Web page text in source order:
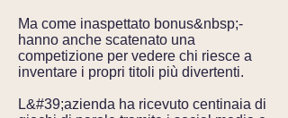
Ma come inaspettato bonus&nbsp;-
hanno anche scatenato una
competizione per vedere chi riesce a
inventare i propri titoli più divertenti.
L&#39;azienda ha ricevuto centinaia di